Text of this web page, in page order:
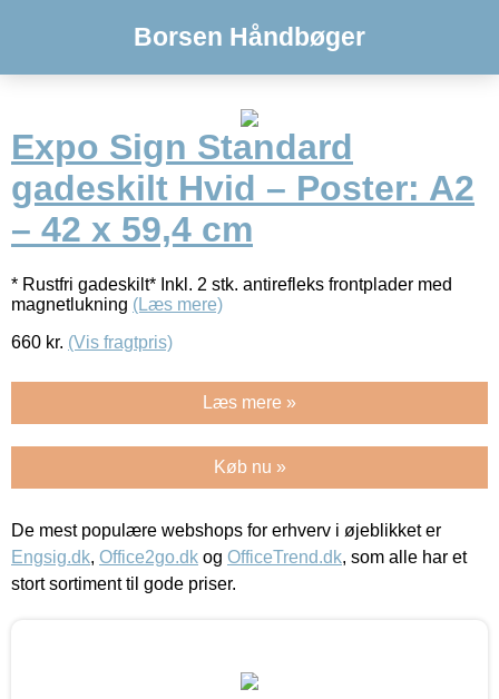
Borsen Håndbøger
Expo Sign Standard
gadeskilt Hvid – Poster: A2
– 42 x 59,4 cm
* Rustfri gadeskilt* Inkl. 2 stk. antirefleks frontplader med
magnetlukning (Læs mere)
660 kr. (Vis fragtpris)
Læs mere »
Køb nu »
De mest populære webshops for erhverv i øjeblikket er
Engsig.dk, Office2go.dk og OfficeTrend.dk, som alle har et
stort sortiment til gode priser.